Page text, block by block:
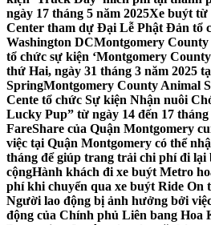
ngày 17 tháng 5 năm 2025Xe buýt từ
Center tham dự Đại Lễ Phật Đản tổ
Washington DCMontgomery County
tổ chức sự kiện ‘Montgomery
thứ Hai, ngày 31 tháng 3 năm 2025
SpringMontgomery County Animal
Cente tổ chức Sự kiện Nhận nuôi
Lucky Pup” từ ngày 14 đến 17 tháng
FareShare của Quận Montgomery
việc tại Quận Montgomery có thể
tháng để giúp trang trải chi phí đi lại
cộngHành khách đi xe buýt Metro
phí khi chuyển qua xe buýt Ride On
Người lao động bị ảnh hưởng bởi
động của Chính phủ Liên bang Hoa